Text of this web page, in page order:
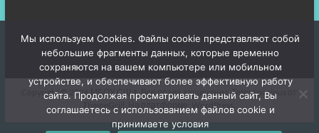
Copyright © 2026 МБОУ СШ 4. Все права защищены. ТемаSpacious
ThemeGrill. На платформе:
WordPress
Мы используем Cookies. Файлы cookie представляют собой
небольшие фрагменты данных, которые временно
сохраняются на вашем компьютере или мобильном
устройстве, и обеспечивают более эффективную работу
сайта. Продолжая просматривать данный сайт, Вы
соглашаетесь с использованием файлов cookie и
принимаете условия